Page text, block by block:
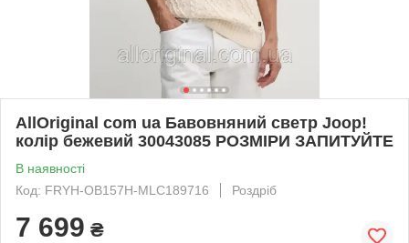
AllOriginal com ua Бавовняний светр Joop!
колір бежевий 30043085 РОЗМІРИ ЗАПИТУЙТЕ
В наявності
Код: FRYH-OB157H-MLC189716
Роздріб
7 699 ₴